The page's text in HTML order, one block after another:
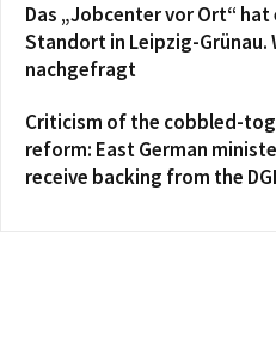
Das „Jobcenter vor Ort“ hat
Standort in Leipzig-Grünau.
nachgefragt
Criticism of the cobbled-
reform: East German
receive backing from the